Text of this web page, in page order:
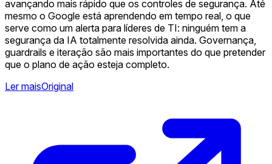
avançando mais rápido que os controles de segurança. Até
mesmo o Google está aprendendo em tempo real, o que
serve como um alerta para líderes de TI: ninguém tem a
segurança da IA totalmente resolvida ainda. Governança,
guardrails e iteração são mais importantes do que pretender
que o plano de ação esteja completo.
Ler maisOriginal